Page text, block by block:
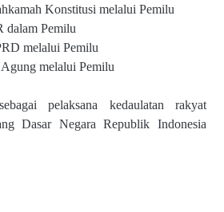
Konstitusi melalui Pemilu
dalam Pemilu
melalui Pemilu
melalui Pemilu
pelaksana kedaulatan rakyat
Dasar Negara Republik Indonesia